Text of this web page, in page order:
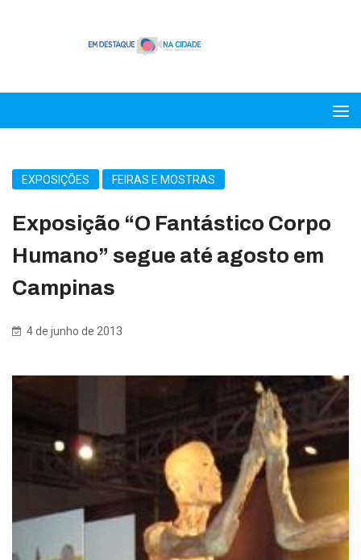
EXPOSIÇÕES FEIRAS E MOSTRAS
Exposição “O Fantástico Corpo
Humano” segue até agosto em
Campinas
4 de junho de 2013